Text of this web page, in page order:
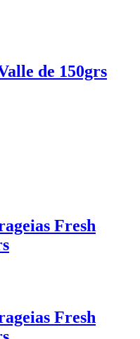
de 150grs
Fresh
Fresh